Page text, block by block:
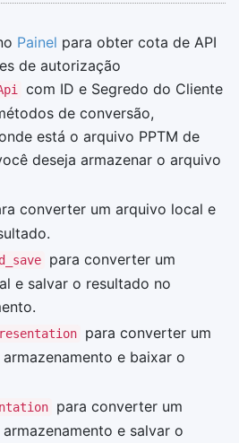
Painel para obter cota de API
de autorização
com ID e Segredo do Cliente
de conversão,
está o arquivo PPTM de
deseja armazenar o arquivo
converter um arquivo local e
para converter um
e salvar o resultado no
para converter um
e baixar o
para converter um
e salvar o